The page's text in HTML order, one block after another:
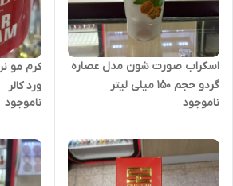
اسکراب صورت شون مدل عصاره
گردو حجم 150 میلی لیتر
ناموجود
کرم مو
ورد کالر
ناموجود